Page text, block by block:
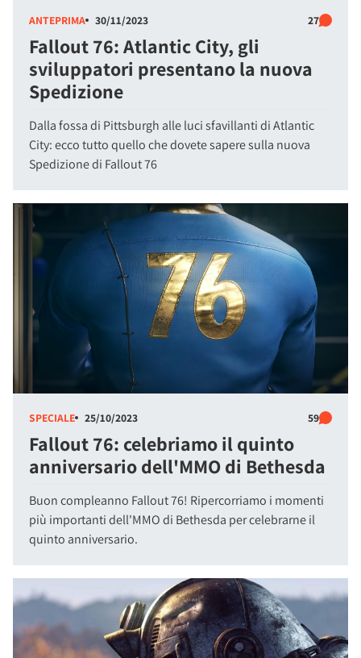
ANTEPRIMA 30/11/2023 27
Fallout 76: Atlantic City, gli
sviluppatori presentano la nuova
Spedizione
Dalla fossa di Pittsburgh alle luci sfavillanti di Atlantic
City: ecco tutto quello che dovete sapere sulla nuova
Spedizione di Fallout 76
SPECIALE 25/10/2023 59
Fallout 76: celebriamo il quinto
anniversario dell'MMO di Bethesda
Buon compleanno Fallout 76! Ripercorriamo i momenti
più importanti dell'MMO di Bethesda per celebrarne il
quinto anniversario.